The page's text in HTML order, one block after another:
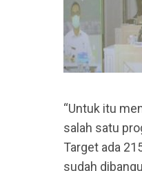
“Untuk itu
salah satu
Target ada
sudah